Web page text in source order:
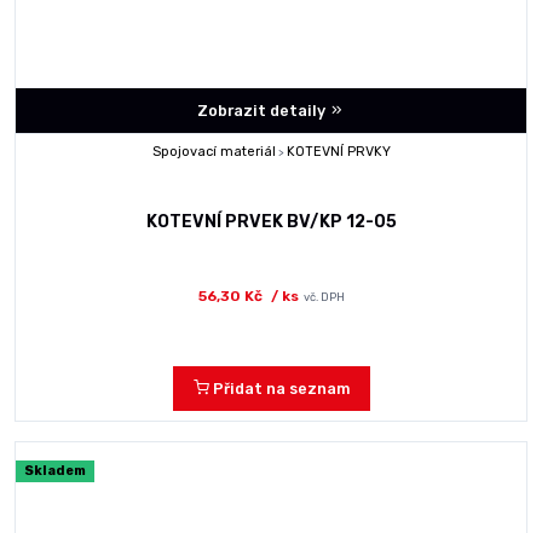
Zobrazit detaily
Spojovací materiál >KOTEVNÍ PRVKY
KOTEVNÍ PRVEK BV/KP 12-05
56,30 Kč / ks vč. DPH
Přidat na seznam
Skladem